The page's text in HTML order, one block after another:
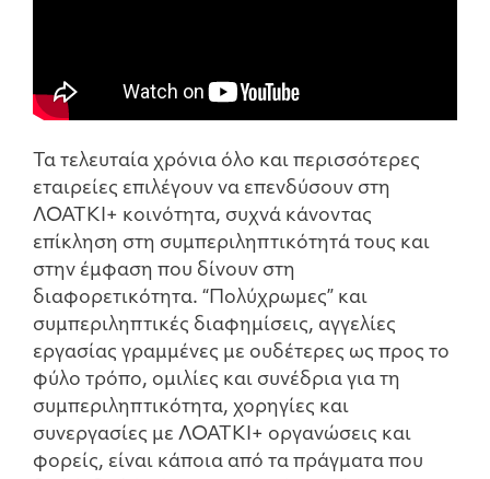
Τα τελευταία χρόνια όλο και περισσότερες
εταιρείες επιλέγουν να επενδύσουν στη
ΛΟΑΤΚΙ+ κοινότητα, συχνά κάνοντας
επίκληση στη συμπεριληπτικότητά τους και
στην έμφαση που δίνουν στη
διαφορετικότητα. “Πολύχρωμες” και
συμπεριληπτικές διαφημίσεις, αγγελίες
εργασίας γραμμένες με ουδέτερες ως προς το
φύλο τρόπο, ομιλίες και συνέδρια για τη
συμπεριληπτικότητα, χορηγίες και
συνεργασίες με ΛΟΑΤΚΙ+ οργανώσεις και
φορείς, είναι κάποια από τα πράγματα που